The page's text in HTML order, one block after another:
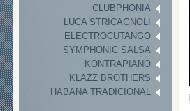
CLUBPHONIA
LUCA STRICAGNOLI
ELECTROCUTANGO
SYMPHONIC SALSA
KONTRAPIANO
KLAZZ BROTHERS
HABANA TRADICIONAL